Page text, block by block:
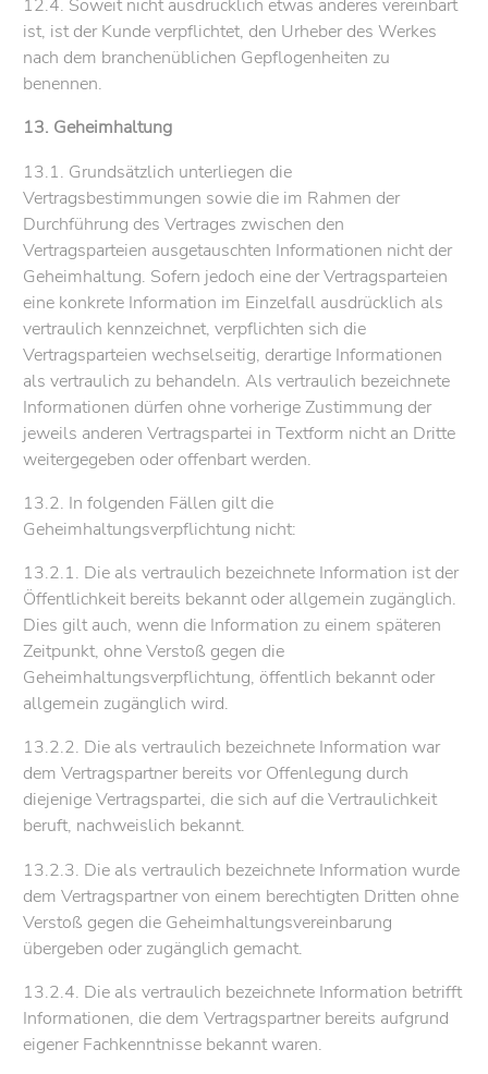
12.4. Soweit nicht ausdrücklich etwas anderes vereinbart
ist, ist der Kunde verpflichtet, den Urheber des Werkes
nach dem branchenüblichen Gepflogenheiten zu
benennen.
13. Geheimhaltung
13.1. Grundsätzlich unterliegen die
Vertragsbestimmungen sowie die im Rahmen der
Durchführung des Vertrages zwischen den
Vertragsparteien ausgetauschten Informationen nicht der
Geheimhaltung. Sofern jedoch eine der Vertragsparteien
eine konkrete Information im Einzelfall ausdrücklich als
vertraulich kennzeichnet, verpflichten sich die
Vertragsparteien wechselseitig, derartige Informationen
als vertraulich zu behandeln. Als vertraulich bezeichnete
Informationen dürfen ohne vorherige Zustimmung der
jeweils anderen Vertragspartei in Textform nicht an Dritte
weitergegeben oder offenbart werden.
13.2. In folgenden Fällen gilt die
Geheimhaltungsverpflichtung nicht:
13.2.1. Die als vertraulich bezeichnete Information ist der
Öffentlichkeit bereits bekannt oder allgemein zugänglich.
Dies gilt auch, wenn die Information zu einem späteren
Zeitpunkt, ohne Verstoß gegen die
Geheimhaltungsverpflichtung, öffentlich bekannt oder
allgemein zugänglich wird.
13.2.2. Die als vertraulich bezeichnete Information war
dem Vertragspartner bereits vor Offenlegung durch
diejenige Vertragspartei, die sich auf die Vertraulichkeit
beruft, nachweislich bekannt.
13.2.3. Die als vertraulich bezeichnete Information wurde
dem Vertragspartner von einem berechtigten Dritten ohne
Verstoß gegen die Geheimhaltungsvereinbarung
übergeben oder zugänglich gemacht.
13.2.4. Die als vertraulich bezeichnete Information betrifft
Informationen, die dem Vertragspartner bereits aufgrund
eigener Fachkenntnisse bekannt waren.